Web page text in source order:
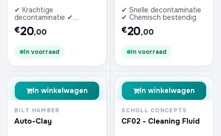
✔ Krachtige
decontaminatie ✔
Chemisch resistent
€20,00
In voorraad
✔ Snelle decontaminatie
✔ Chemisch bestendig
€20,00
In voorraad
In winkelwagen
BILT HAMBER
Auto-Clay
In winkelwagen
SCHOLL CONCEPTS
CF02 - Cleaning Fluid